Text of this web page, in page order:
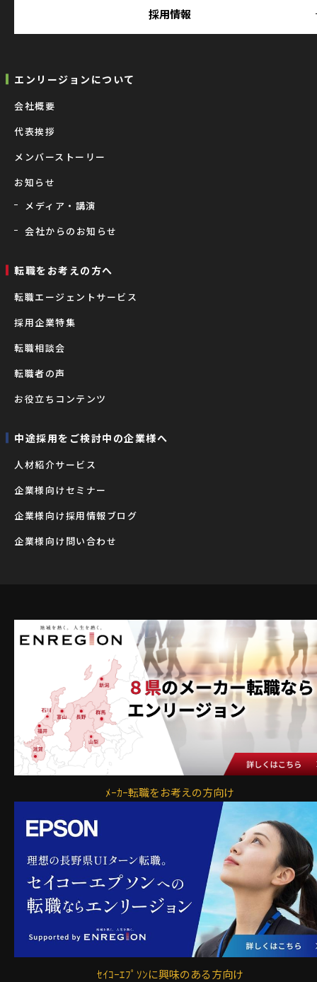
採用情報
エンリージョンについて
会社概要
代表挨拶
メンバーストーリー
お知らせ
メディア・講演
会社からのお知らせ
転職をお考えの⽅へ
転職エージェントサービス
採用企業特集
転職相談会
転職者の声
お役立ちコンテンツ
中途採用をご検討中の企業様へ
⼈材紹介サービス
企業様向けセミナー
企業様向け採用情報ブログ
企業様向け問い合わせ
ﾒｰｶｰ転職をお考えの方向け
ｾｲｺｰｴﾌﾟｿﾝに興味のある方向け